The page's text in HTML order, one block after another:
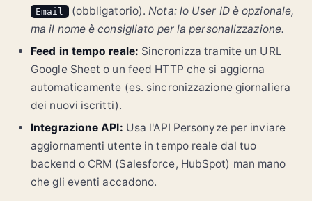
Email (obbligatorio). Nota: lo User ID è opzionale,
ma il nome è consigliato per la personalizzazione.
Feed in tempo reale: Sincronizza tramite un URL
Google Sheet o un feed HTTP che si aggiorna
automaticamente (es. sincronizzazione giornaliera
dei nuovi iscritti).
Integrazione API: Usa l'API Personyze per inviare
aggiornamenti utente in tempo reale dal tuo
backend o CRM (Salesforce, HubSpot) man mano
che gli eventi accadono.